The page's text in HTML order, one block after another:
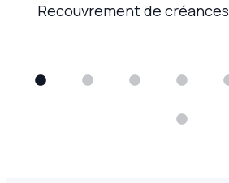
Recouvrement de créances